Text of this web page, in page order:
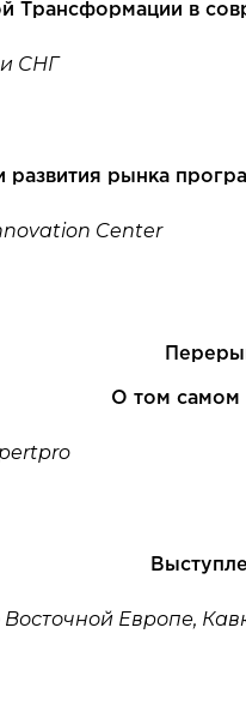
Трансформации в
СНГ
развития рынка
Center
О том самом
Европе,